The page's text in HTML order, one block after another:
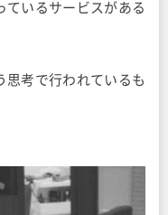
ているサービスがある
思考で行われているも